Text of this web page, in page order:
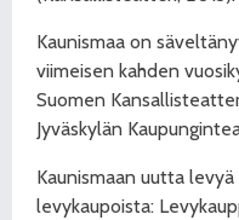
Kaunismaa on
viimeisen kahden
Suomen
Jyväskylän
Kaunismaan uutta
levykaupoista: